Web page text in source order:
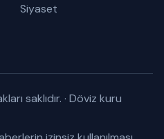
Siyaset
saklıdır. · Döviz kuru